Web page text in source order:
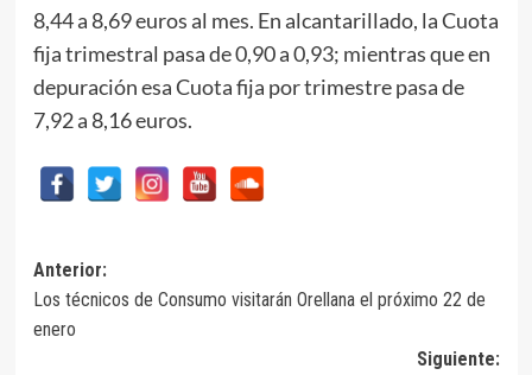
8,44 a 8,69 euros al mes. En alcantarillado, la Cuota
fija trimestral pasa de 0,90 a 0,93; mientras que en
depuración esa Cuota fija por trimestre pasa de
7,92 a 8,16 euros.
Navegación
de
Anterior:
Los técnicos de Consumo visitarán Orellana el próximo 22 de
enero
Siguiente: